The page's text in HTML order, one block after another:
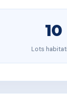
10
Lots